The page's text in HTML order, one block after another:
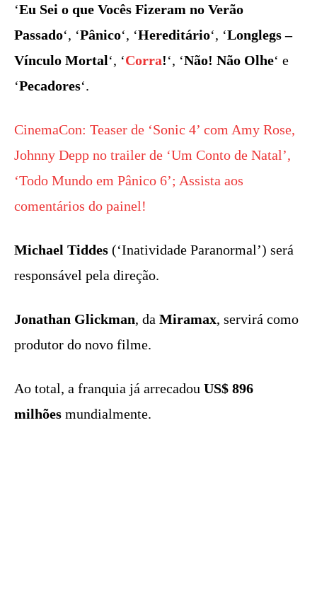
‘Eu Sei o que Vocês Fizeram no Verão
Passado‘, ‘Pânico‘, ‘Hereditário‘, ‘Longlegs –
Vínculo Mortal‘, ‘Corra!‘, ‘Não! Não Olhe‘ e
‘Pecadores‘.
CinemaCon: Teaser de ‘Sonic 4’ com Amy Rose,
Johnny Depp no trailer de ‘Um Conto de Natal’,
‘Todo Mundo em Pânico 6’; Assista aos
comentários do painel!
Michael Tiddes (‘Inatividade Paranormal’) será
responsável pela direção.
Jonathan Glickman, da Miramax, servirá como
produtor do novo filme.
Ao total, a franquia já arrecadou US$ 896
milhões mundialmente.